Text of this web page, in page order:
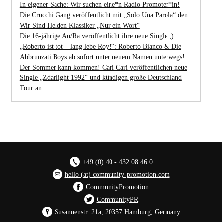
In eigener Sache: Wir suchen eine*n Radio Promoter*in!
Die Crucchi Gang veröffentlicht mit „Solo Una Parola“ den
Wir Sind Helden Klassiker „Nur ein Wort“
Die 16-jährige Au/Ra veröffentlicht ihre neue Single ;)
„Roberto ist tot – lang lebe Roy!“: Roberto Bianco & Die
Abbrunzati Boys ab sofort unter neuem Namen unterwegs!
Der Sommer kann kommen! Cari Cari veröffentlichen neue
Single „Zdarlight 1992“ und kündigen große Deutschland
Tour an
+49 (0) 40 - 432 08 46 0
hello (at) community-promotion.com
CommunityPromotion
CommunityPR
Susannenstr. 21a, 20357 Hamburg, Germany